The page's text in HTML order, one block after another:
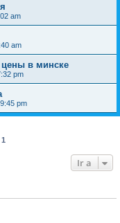
am
am
цены в минске
pm
pm
1
Ir a